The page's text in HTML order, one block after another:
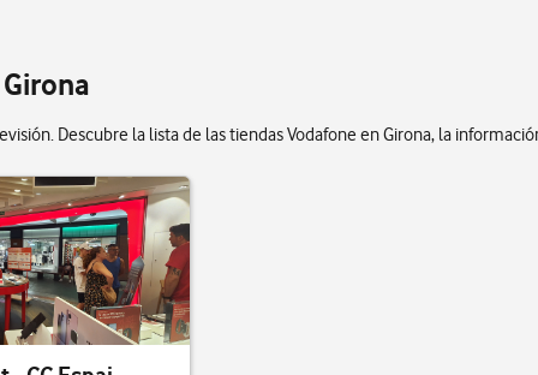
Ver todos
Descubre la lista de las tiendas Vodafone en Girona, la